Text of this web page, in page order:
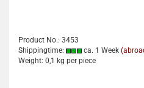
Product No.: 3453
Shippingtime:
ca. 1 Week
Weight: 0,1 kg per piece